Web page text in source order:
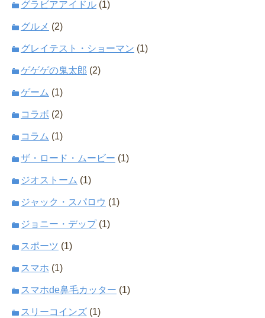
グラビアアイドル (1)
グルメ (2)
グレイテスト・ショーマン (1)
ゲゲゲの鬼太郎 (2)
ゲーム (1)
コラボ (2)
コラム (1)
ザ・ロード・ムービー (1)
ジオストーム (1)
ジャック・スパロウ (1)
ジョニー・デップ(1)
スポーツ (1)
スマホ (1)
スマホde鼻毛カッター (1)
スリーコインズ (1)